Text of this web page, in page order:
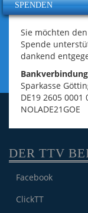
SPENDEN
Sie möchten
Spende
dankend
Bankverbindung
Sparkasse
DE19 2605 0001
NOLADE21GOE
DER TTV
Facebook
ClickTT